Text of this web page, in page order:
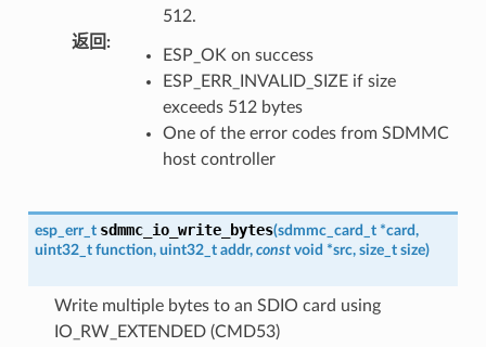
512.
返回 :
ESP_OK on success
ESP_ERR_INVALID_SIZE if size
exceeds 512 bytes
One of the error codes from SDMMC
host controller
esp_err_t sdmmc_io_write_bytes(sdmmc_card_t *card,
uint32_t function, uint32_t addr, const void *src, size_t size)
Write multiple bytes to an SDIO card using
IO_RW_EXTENDED (CMD53)